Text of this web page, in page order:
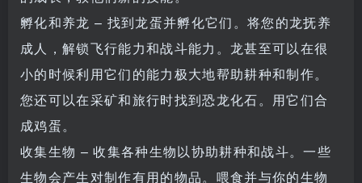
孵化和养龙 – 找到龙蛋并孵化它们。将您的龙抚养
成人，解锁飞行能力和战斗能力。龙甚至可以在很
小的时候利用它们的能力极大地帮助耕种和制作。
您还可以在采矿和旅行时找到恐龙化石。用它们合
成鸡蛋。
收集生物 – 收集各种生物以协助耕种和战斗。一些
生物会产生对制作有用的物品。喂食并与你的生物